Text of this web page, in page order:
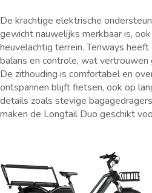
De krachtige elektrische
gewicht nauwelijks merkbaar is,
heuvelachtig terrein. Tenways
balans en controle, wat
De zithouding is comfortabel en
ontspannen blijft fietsen, ook op
details zoals stevige
maken de Longtail Duo geschikt